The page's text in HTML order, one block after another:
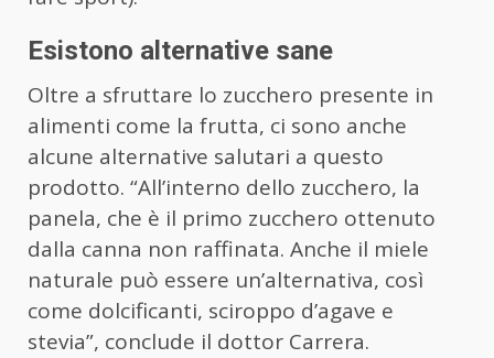
Esistono alternative sane
Oltre a sfruttare lo zucchero presente in
alimenti come la frutta, ci sono anche
alcune alternative salutari a questo
prodotto. “All’interno dello zucchero, la
panela, che è il primo zucchero ottenuto
dalla canna non raffinata. Anche il miele
naturale può essere un’alternativa, così
come dolcificanti, sciroppo d’agave e
stevia”, conclude il dottor Carrera.